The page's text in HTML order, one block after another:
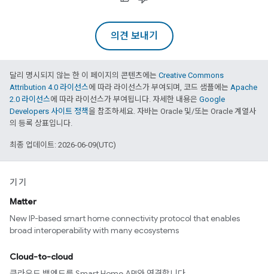
의견 보내기
달리 명시되지 않는 한 이 페이지의 콘텐츠에는 Creative Commons
Attribution 4.0 라이선스에 따라 라이선스가 부여되며, 코드 샘플에는 Apache
2.0 라이선스에 따라 라이선스가 부여됩니다. 자세한 내용은 Google
Developers 사이트 정책을 참조하세요. 자바는 Oracle 및/또는 Oracle 계열사
의 등록 상표입니다.
최종 업데이트: 2026-06-09(UTC)
기기
Matter
New IP-based smart home connectivity protocol that enables
broad interoperability with many ecosystems
Cloud-to-cloud